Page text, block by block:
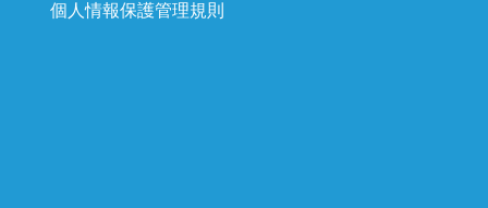
個人情報保護管理規則